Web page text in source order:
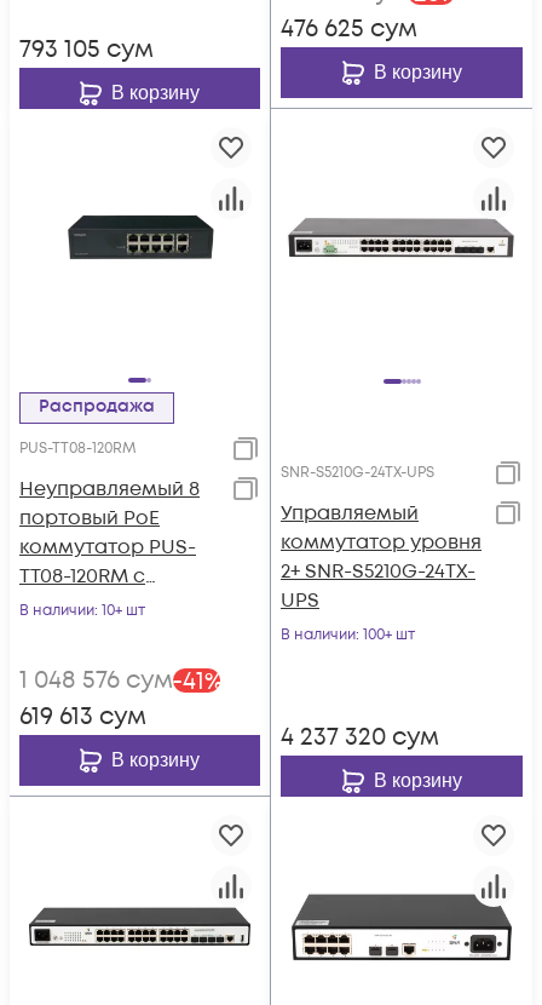
793 105 сум
В корзину
476 625 сум
В корзину
Распродажа
PUS-TT08-120RM
Неуправляемый 8
портовый PoE
коммутатор PUS-
TT08-120RM с
возможностью
В наличии: 10+ шт
1 048 576 сум-41%
619 613 сум
В корзину
SNR-S5210G-24TX-UPS
Управляемый
коммутатор уровня
2+ SNR-S5210G-24TX-
UPS
В наличии: 100+ шт
4 237 320 сум
В корзину